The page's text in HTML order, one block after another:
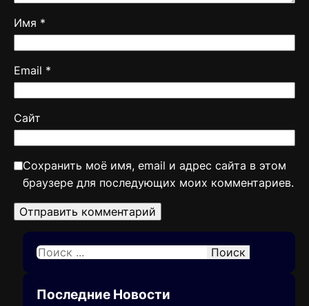
Имя *
Email *
Сайт
Сохранить моё имя, email и адрес сайта в этом
браузере для последующих моих комментариев.
S
a
Поиск
Последние Новости